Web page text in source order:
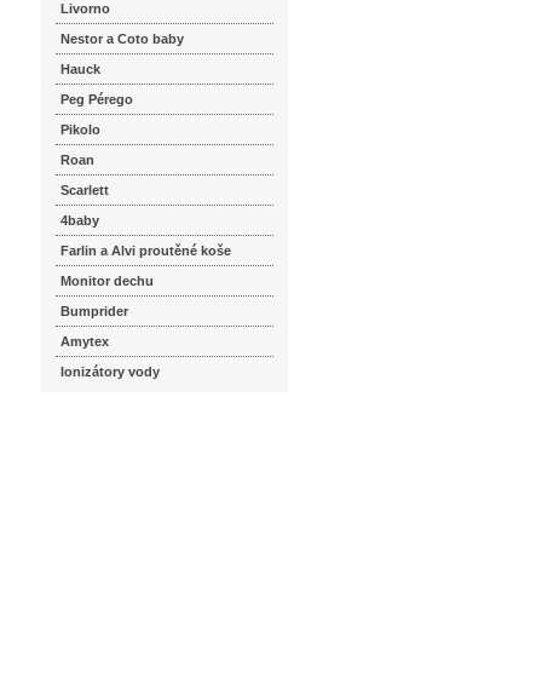
Livorno
Nestor a Coto baby
Hauck
Peg Pérego
Pikolo
Roan
Scarlett
4baby
Farlin a Alvi proutěné koše
Monitor dechu
Bumprider
Amytex
Ionizátory vody